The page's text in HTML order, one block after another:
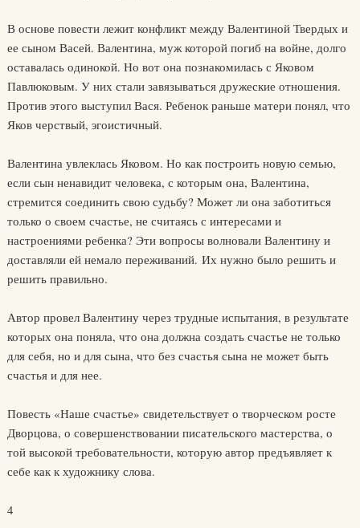
В основе повести лежит конфликт между Валентиной Твердых и
ее сыном Васей. Валентина, муж которой погиб на войне, долго
оставалась одинокой. Но вот она познакомилась с Яковом
Павлюковым. У них стали завязываться дружеские отношения.
Против этого выступил Вася. Ребенок раньше матери понял, что
Яков черствый, эгоистичный.
Валентина увлеклась Яковом. Но как построить новую семью,
если сын ненавидит человека, с которым она, Валентина,
стремится соединить свою судьбу? Может ли она заботиться
только о своем счастье, не считаясь с интересами и
настроениями ребенка? Эти вопросы волновали Валентину и
доставляли ей немало переживаний. Их нужно было решить и
решить правильно.
Автор провел Валентину через трудные испытания, в результате
которых она поняла, что она должна создать счастье не только
для себя, но и для сына, что без счастья сына не может быть
счастья и для нее.
Повесть «Наше счастье» свидетельствует о творческом росте
Дворцова, о совершенствовании писательского мастерства, о
той высокой требовательности, которую автор предъявляет к
себе как к художнику слова.
4